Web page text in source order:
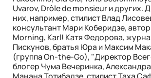
Uvarov, Drôle de monsieur и других.
них, например, стилист Влад
консультант Мари Коберидзе,
Morning, Karl! Катя Федорова,
Пискунов, братья Юра и Максим
(группа On-the-Go), "Директор
блогер Чума Вечеринка,